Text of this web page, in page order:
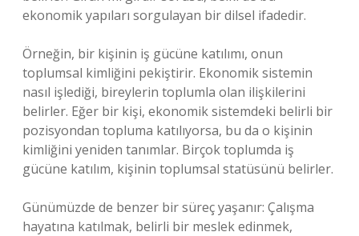
ekonomik yapıları sorgulayan bir dilsel ifadedir.
Örneğin, bir kişinin iş gücüne katılımı, onun
toplumsal kimliğini pekiştirir. Ekonomik sistemin
nasıl işlediği, bireylerin toplumla olan ilişkilerini
belirler. Eğer bir kişi, ekonomik sistemdeki belirli bir
pozisyondan topluma katılıyorsa, bu da o kişinin
kimliğini yeniden tanımlar. Birçok toplumda iş
gücüne katılım, kişinin toplumsal statüsünü belirler.
Günümüzde de benzer bir süreç yaşanır: Çalışma
hayatına katılmak, belirli bir meslek edinmek,